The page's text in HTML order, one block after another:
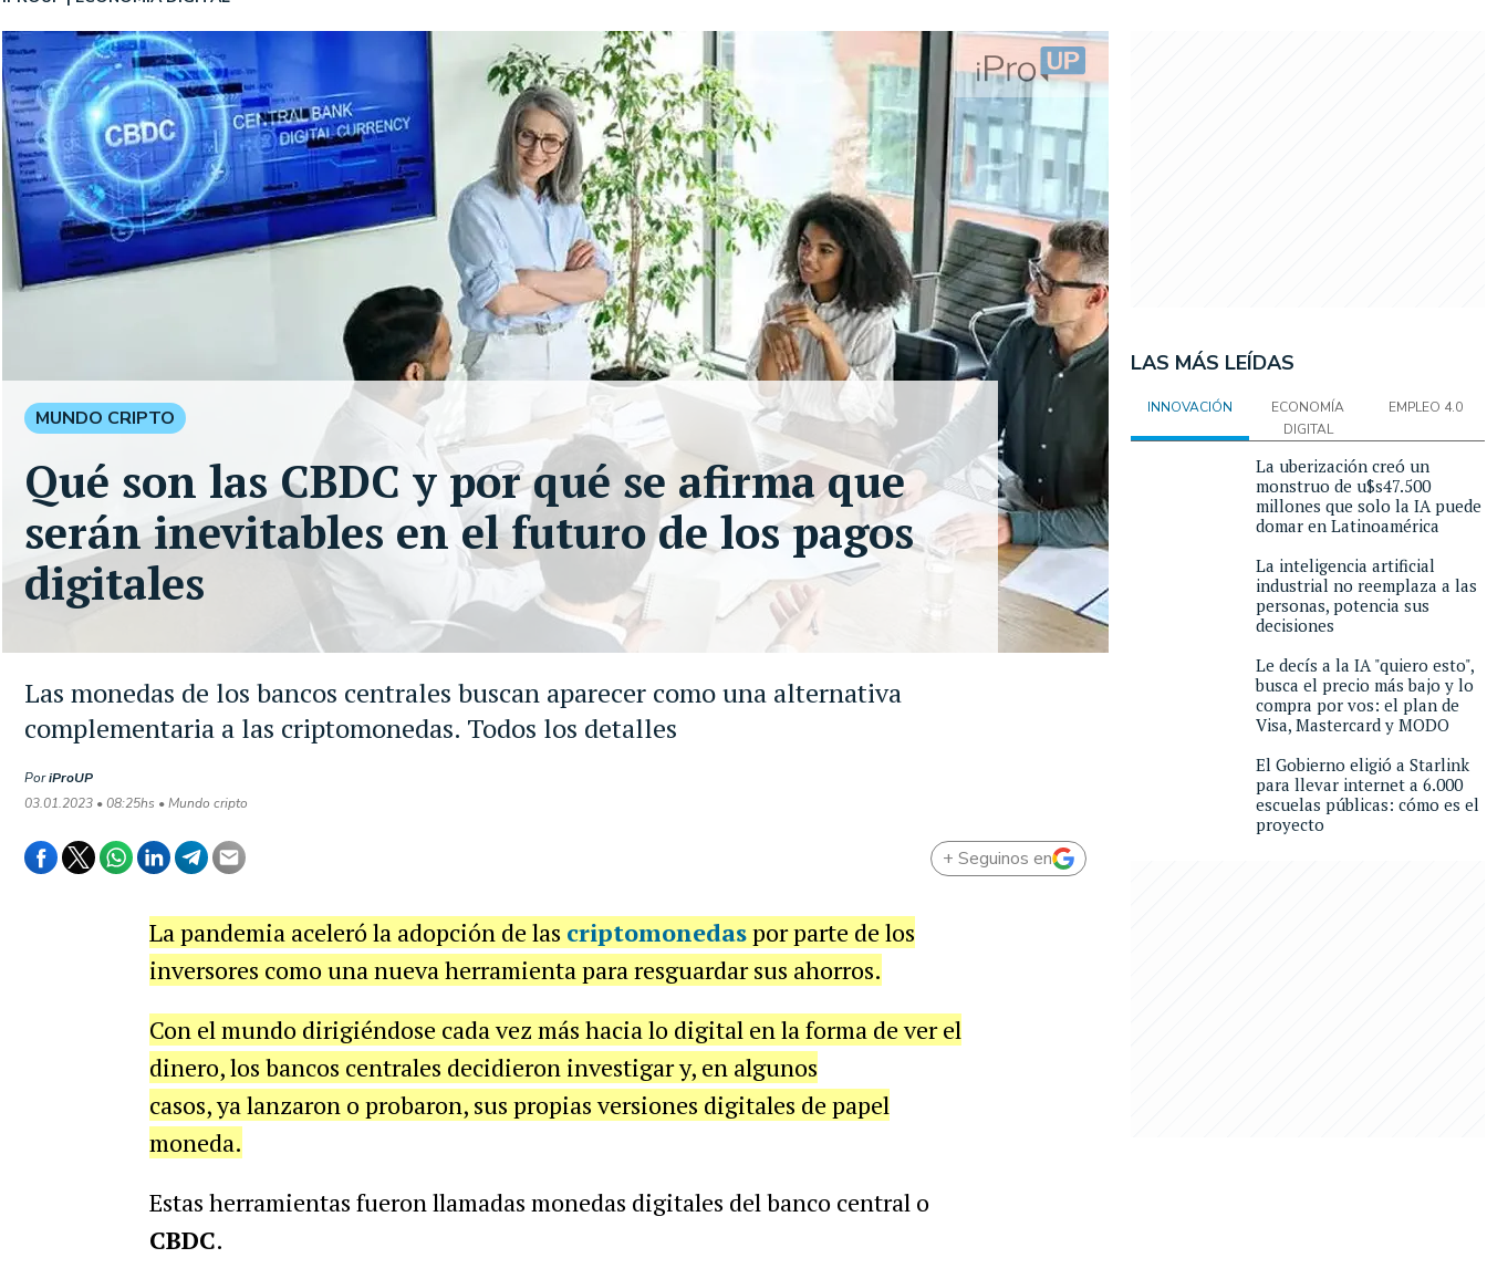
Las monedas de los bancos centrales buscan aparecer como una alternativa
complementaria a las criptomonedas. Todos los detalles
PoriProUP
03.01.2023 • 08:25hs • Mundo cripto
MUNDO CRIPTO
Qué son las CBDC y por qué se afirma que
serán inevitables en el futuro de los pagos
digitales
+ Seguinos en
La pandemia aceleró la adopción de las criptomonedaspor parte de los
inversores como una nueva herramienta para resguardar sus ahorros.
Con el mundo dirigiéndose cada vez más hacia lo digital en la forma de ver el
dinero, los bancos centrales decidieron investigar y, en algunos
casos, ya lanzaron o probaron, sus propias versiones digitales de papel
moneda.
Estas herramientas fueron llamadas monedas digitales del banco central o
CBDC.
LAS MÁS LEÍDAS
INNOVACIÓN
ECONOMÍA
DIGITAL
EMPLEO 4.0
La uberización creó un
monstruo de u$s47.500
millones que solo la IA puede
domar en Latinoamérica
La inteligencia artificial
industrial no reemplaza a las
personas, potencia sus
decisiones
Le decís a la IA "quiero esto",
busca el precio más bajo y lo
compra por vos: el plan de
Visa, Mastercard y MODO
El Gobierno eligió a Starlink
para llevar internet a 6.000
escuelas públicas: cómo es el
proyecto